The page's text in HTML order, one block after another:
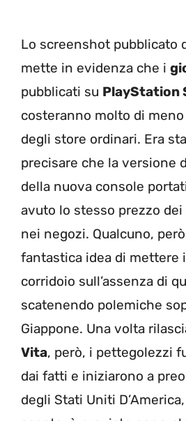
Lo screenshot pubblicato
mette in evidenza che i
pubblicati su PlayStation
costeranno molto di
degli store ordinari. Era
precisare che la versione
della nuova console
avuto lo stesso prezzo dei
nei negozi. Qualcuno,
fantastica idea di mettere
corridoio sull’assenza di
scatenendo polemiche
Giappone. Una volta
Vita, però, i pettegolezzi
dai fatti e iniziarono a
degli Stati Uniti